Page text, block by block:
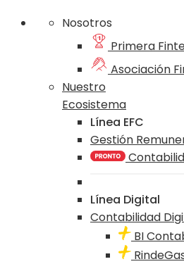
Nosotros
Primera
Asociación
Nuestro
Ecosistema
Línea EFC
Gestión
Línea Digital
Contabilidad
BI